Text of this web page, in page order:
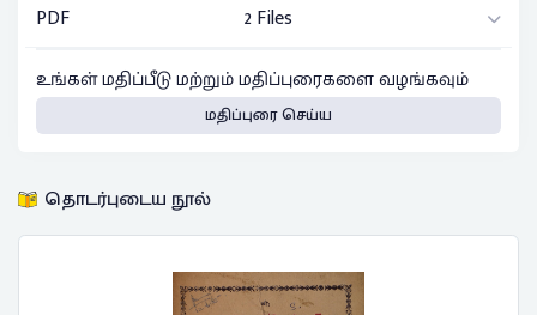
PDF
2 Files
உங்கள் மதிப்பீடு மற்றும் மதிப்புரைகளை வழங்கவும்
மதிப்புரை செய்ய
தொடர்புடைய நூல்